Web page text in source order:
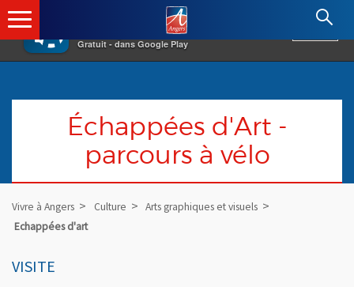
×
Gratuit - dans Google Play
Angers.fr : Retour à l'accueil
Échappées d'Art -
parcours à vélo
Vivre à Angers Culture
Arts graphiques et visuels
Echappées d'art
VISITE